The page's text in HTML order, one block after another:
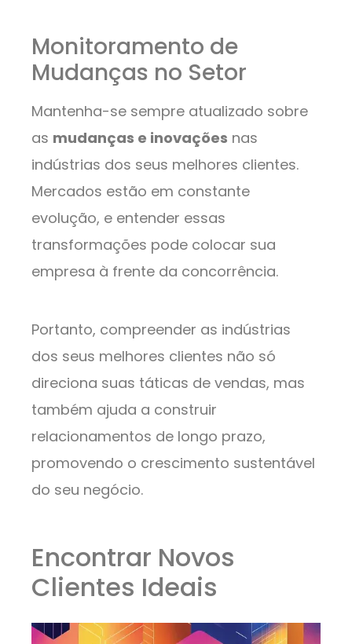
Monitoramento de
Mudanças no Setor
Mantenha-se sempre atualizado sobre
as mudanças e inovações nas
indústrias dos seus melhores clientes.
Mercados estão em constante
evolução, e entender essas
transformações pode colocar sua
empresa à frente da concorrência.
Portanto, compreender as indústrias
dos seus melhores clientes não só
direciona suas táticas de vendas, mas
também ajuda a construir
relacionamentos de longo prazo,
promovendo o crescimento sustentável
do seu negócio.
Encontrar Novos
Clientes Ideais